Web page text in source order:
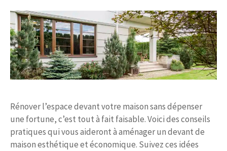
Rénover l’espace devant votre maison sans dépenser
une fortune, c’est tout à fait faisable. Voici des conseils
pratiques qui vous aideront à aménager un devant de
maison esthétique et économique. Suivez ces idées